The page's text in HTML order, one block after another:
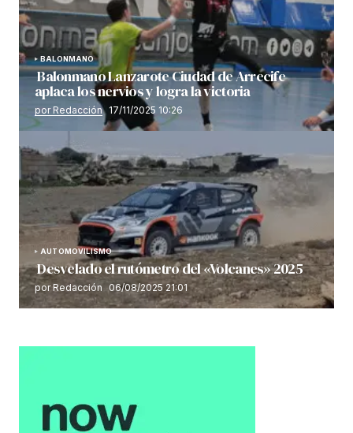
BALONMANO
Balonmano Lanzarote Ciudad de Arrecife
aplaca los nervios y logra la victoria
por Redacción 17/11/2025 10:26
AUTOMOVILISMO
Desvelado el rutómetro del «Volcanes» 2025
por Redacción 06/08/2025 21:01